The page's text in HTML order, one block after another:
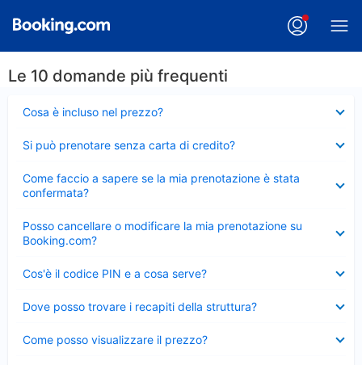
Le 10 domande più frequenti
Cosa è incluso nel prezzo?
chiuso
Si può prenotare senza carta di credito?
chiuso
Come faccio a sapere se la mia prenotazione è stata
confermata?
chiuso
Posso cancellare o modificare la mia prenotazione su
Booking.com?
chiuso
Cos'è il codice PIN e a cosa serve?
chiuso
Dove posso trovare i recapiti della struttura?
chiuso
Come posso visualizzare il prezzo?
chiuso